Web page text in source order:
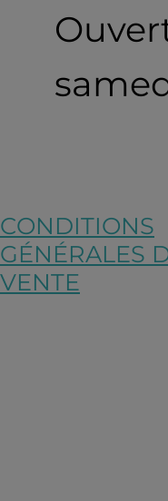
CONDITIONS
GÉNÉRALES
VENTE